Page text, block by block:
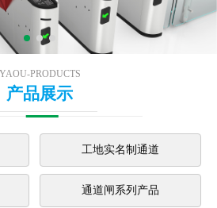
YAOU-PRODUCTS
产品展示
工地实名制通道
通道闸系列产品